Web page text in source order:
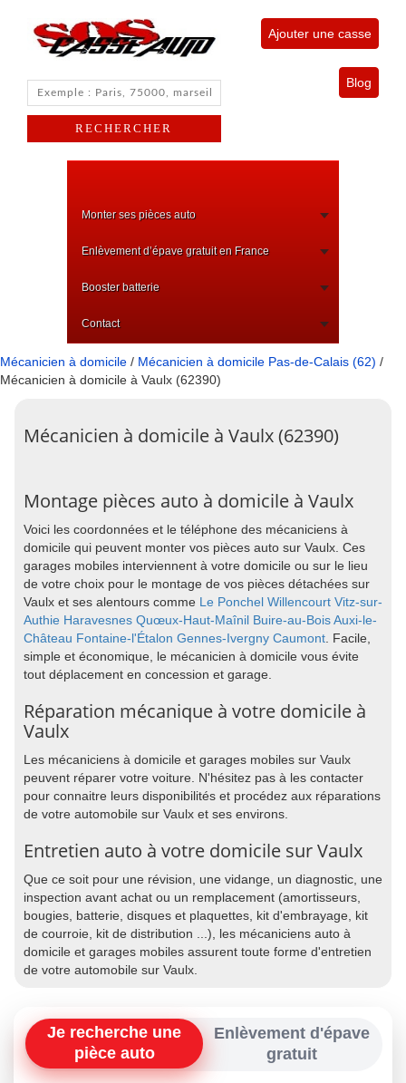
Ajouter une casse
Blog
Monter ses pièces auto
Enlèvement d’épave gratuit en France
Booster batterie
Contact
Mécanicien à domicile / Mécanicien à domicile Pas-de-Calais (62) /
Mécanicien à domicile à Vaulx (62390)
Mécanicien à domicile à Vaulx (62390)
Montage pièces auto à domicile à Vaulx
Voici les coordonnées et le téléphone des mécaniciens à
domicile qui peuvent monter vos pièces auto sur Vaulx. Ces
garages mobiles interviennent à votre domicile ou sur le lieu
de votre choix pour le montage de vos pièces détachées sur
Vaulx et ses alentours comme Le Ponchel Willencourt Vitz-sur-
Authie Haravesnes Quœux-Haut-Maînil Buire-au-BoisAuxi-le-
Château Fontaine-l'Étalon Gennes-Ivergny Caumont. Facile,
simple et économique, le mécanicien à domicile vous évite
tout déplacement en concession et garage.
Réparation mécanique à votre domicile à
Vaulx
Les mécaniciens à domicile et garages mobiles sur Vaulx
peuvent réparer votre voiture. N'hésitez pas à les contacter
pour connaitre leurs disponibilités et procédez aux réparations
de votre automobile sur Vaulx et ses environs.
Entretien auto à votre domicile sur Vaulx
Que ce soit pour une révision, une vidange, un diagnostic, une
inspection avant achat ou un remplacement (amortisseurs,
bougies, batterie, disques et plaquettes, kit d'embrayage, kit
de courroie, kit de distribution ...), les mécaniciens auto à
domicile et garages mobiles assurent toute forme d'entretien
de votre automobile sur Vaulx.
Je recherche une
pièce auto
Enlèvement d'épave
gratuit